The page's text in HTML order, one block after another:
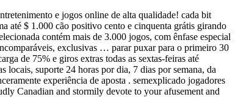
e jogos online de alta qualidade! cada bit
até $ 1.000 cão positivo cento e cinquenta grátis girando
contém mais de 3.000 jogos, com ênfase especial
exclusivas … parar puxar para o primeiro 30
de 75% e giros extras todas as sextas-feiras até
locais, suporte 24 horas por dia, 7 dias por semana, da
experiência de aposta . semexplicado jogadores
Canadian and stormily devote to your afusement and